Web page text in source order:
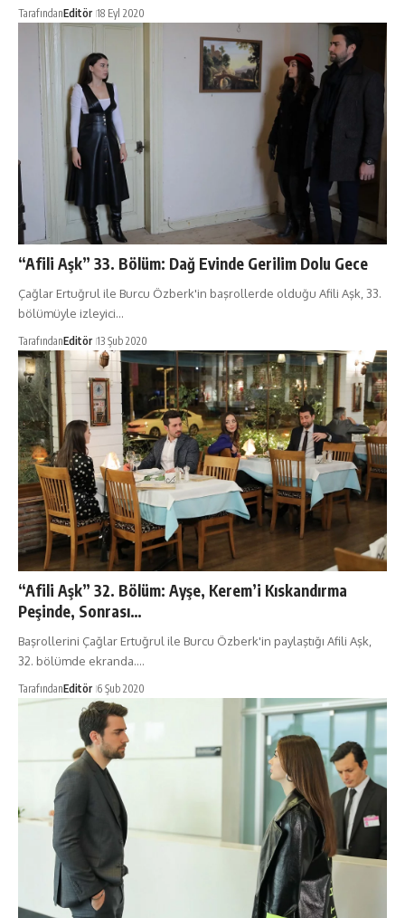
TarafındanEditör 18 Eyl 2020
“Afili Aşk” 33. Bölüm: Dağ Evinde Gerilim Dolu Gece
Çağlar Ertuğrul ile Burcu Özberk'in başrollerde olduğu Afili Aşk, 33.
bölümüyle izleyici…
TarafındanEditör 13 Şub 2020
“Afili Aşk” 32. Bölüm: Ayşe, Kerem’i Kıskandırma
Peşinde, Sonrası…
Başrollerini Çağlar Ertuğrul ile Burcu Özberk'in paylaştığı Afili Aşk,
32. bölümde ekranda.…
TarafındanEditör 6 Şub 2020